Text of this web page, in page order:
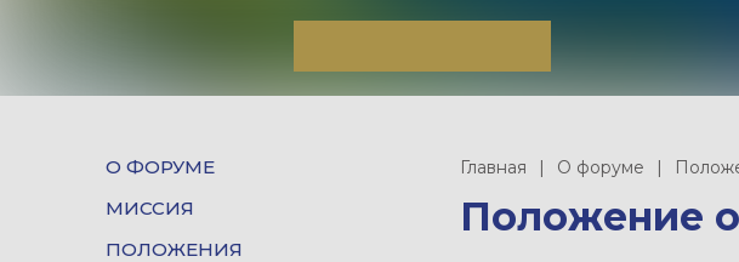
Главная О форуме
Положение
О ФОРУМЕ
МИССИЯ
ПОЛОЖЕНИЯ